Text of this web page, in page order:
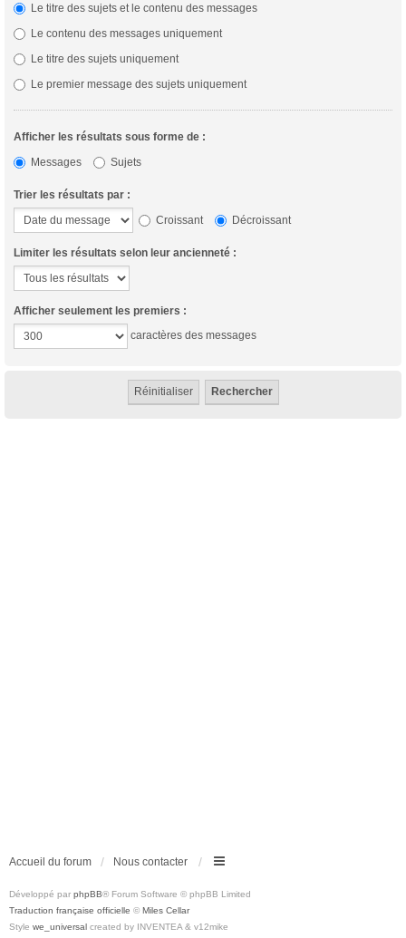
Le titre des sujets et le contenu des messages
Le contenu des messages uniquement
Le titre des sujets uniquement
Le premier message des sujets uniquement
Afficher les résultats sous forme de :
Messages
Sujets
Trier les résultats par :
Croissant
Décroissant
Limiter les résultats selon leur ancienneté :
Afficher seulement les premiers :
caractères des messages
Accueil du forum Nous contacter
Développé par phpBB® Forum Software © phpBB Limited
Traduction française officielle © Miles Cellar
Style we_universal created by INVENTEA & v12mike